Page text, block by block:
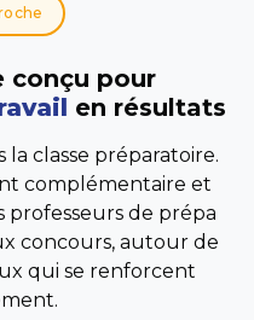
conçu pour
en résultats
la classe préparatoire.
complémentaire et
de prépa
concours, autour de
qui se renforcent